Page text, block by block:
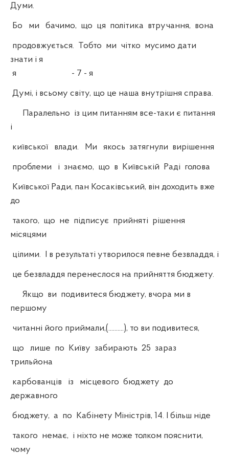
Думи.
Бо ми бачимо, що ця політика втручання, вона
продовжується. Тобто ми чітко мусимо дати
знати і я
я - 7 - я
Думі, і всьому світу, що це наша внутрішня справа.
Паралельно із цим питанням все-таки є питання
і
київської влади. Ми якось затягнули вирішення
проблеми і знаємо, що в Київській Раді голова
Київської Ради, пан Косаківський, він доходить вже
до
такого, що не підписує прийняті рішення
місяцями
цілими. І в результаті утворилося певне безвладдя, і
це безвладдя перенеслося на прийняття бюджету.
Якщо ви подивитеся бюджету, вчора ми в
першому
читанні його приймали,(..........), то ви подивитеся,
що лише по Київу забирають 25 зараз
трильйона
карбованців із місцевого бюджету до
державного
бюджету, а по Кабінету Міністрів, 14. І більш ніде
такого немає, і ніхто не може толком пояснити,
чому